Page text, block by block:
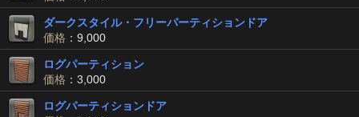
ダークスタイル・フリーパーティションドア
価格 ：9,000
ログパーティション
価格 ：3,000
ログパーティションドア